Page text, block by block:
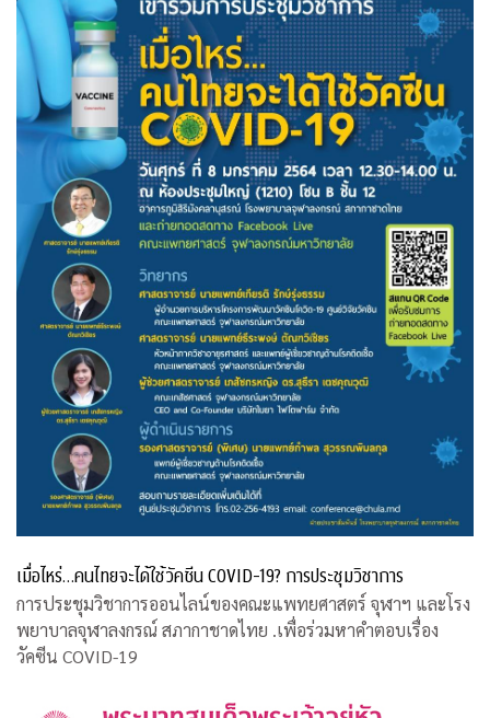
เมื่อไหร่…คนไทยจะได้ใช้วัคซีน COVID-19? การประชุมวิชาการ
การประชุมวิชาการออนไลน์ของคณะแพทยศาสตร์ จุฬาฯ และโรง
พยาบาลจุฬาลงกรณ์ สภากาชาดไทย .เพื่อร่วมหาคำตอบเรื่อง
วัคซีน COVID-19